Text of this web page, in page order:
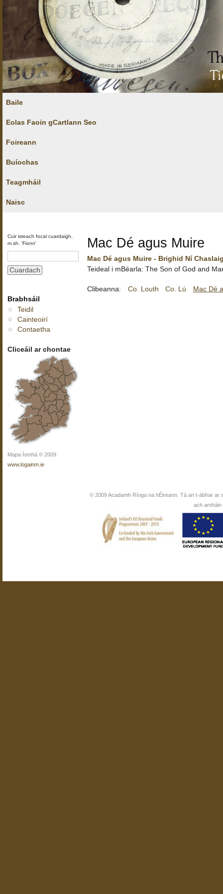
Baile
Eolas Faoin gCartlann Seo
Foireann
Buíochas
Teagmháil
Naisc
Cuir isteach focal cuardaigh,
m.sh. 'Fionn'
Brabhsáil
Teidil
Cainteoirí
Contaetha
Cliceáil ar chontae
Mapa Íomhá © 2009
www.logainm.ie
Mac Dé agus Muire
Mac Dé agus Muire - Brighid Ní
Teideal i mBéarla: The Son of God and
Clibeanna: Co. Louth Co. Lú Mac Dé
© 2009 Acadamh Ríoga na hÉireann. Tá an t-ábhar ar
ach amháin